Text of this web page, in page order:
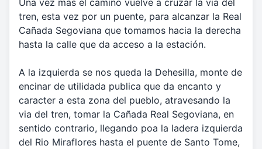
Una vez mas el camino vuelve a cruzar la via del
tren, esta vez por un puente, para alcanzar la Real
Cañada Segoviana que tomamos hacia la derecha
hasta la calle que da acceso a la estación.
A la izquierda se nos queda la Dehesilla, monte de
encinar de utilidada publica que da encanto y
caracter a esta zona del pueblo, atravesando la
via del tren, tomar la Cañada Real Segoviana, en
sentido contrario, llegando poa la ladera izquierda
del Rio Miraflores hasta el puente de Santo Tome,